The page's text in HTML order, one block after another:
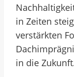
in Zeiten
verstärkten
in die